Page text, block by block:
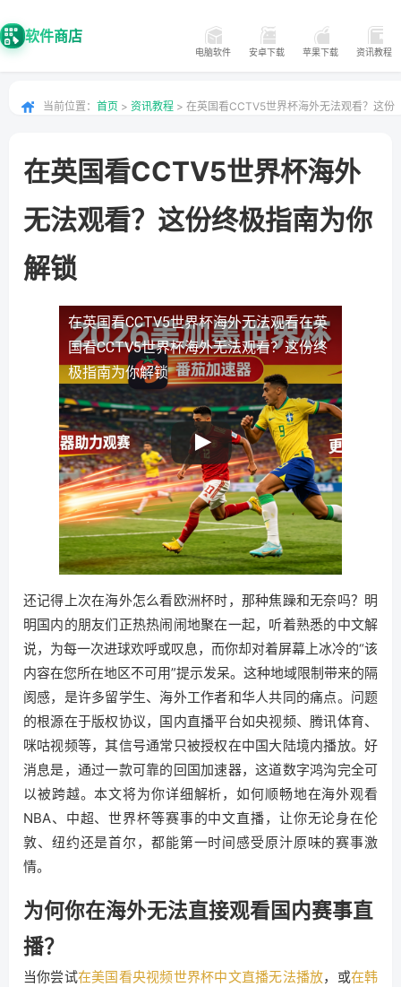
软件商店
电脑软件 安卓下载 苹果下载 资讯教程
当前位置： 首页 > 资讯教程 > 在英国看CCTV5世界杯海外无法观看？这份
在英国看CCTV5世界杯海外
无法观看？这份终极指南为你
解锁
在英国看CCTV5世界杯海外无法观看在英
国看CCTV5世界杯海外无法观看？这份终
极指南为你解锁
还记得上次在海外怎么看欧洲杯时，那种焦躁和无奈吗？明
明国内的朋友们正热热闹闹地聚在一起，听着熟悉的中文解
说，为每一次进球欢呼或叹息，而你却对着屏幕上冰冷的“该
内容在您所在地区不可用”提示发呆。这种地域限制带来的隔
阂感，是许多留学生、海外工作者和华人共同的痛点。问题
的根源在于版权协议，国内直播平台如央视频、腾讯体育、
咪咕视频等，其信号通常只被授权在中国大陆境内播放。好
消息是，通过一款可靠的回国加速器，这道数字鸿沟完全可
以被跨越。本文将为你详细解析，如何顺畅地在海外观看
NBA、中超、世界杯等赛事的中文直播，让你无论身在伦
敦、纽约还是首尔，都能第一时间感受原汁原味的赛事激
情。
为何你在海外无法直接观看国内赛事直
播？
当你尝试在美国看央视频世界杯中文直播无法播放，或在韩